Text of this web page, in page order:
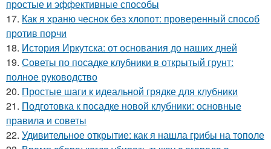
простые и эффективные способы
17. Как я храню чеснок без хлопот: проверенный способ
против порчи
18. История Иркутска: от основания до наших дней
19. Советы по посадке клубники в открытый грунт:
полное руководство
20. Простые шаги к идеальной грядке для клубники
21. Подготовка к посадке новой клубники: основные
правила и советы
22. Удивительное открытие: как я нашла грибы на тополе